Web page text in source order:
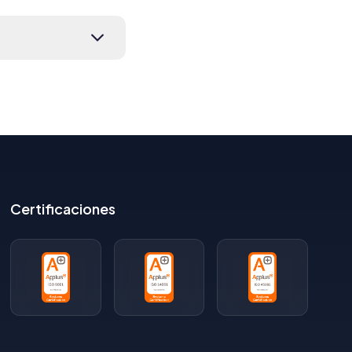
Certificaciones